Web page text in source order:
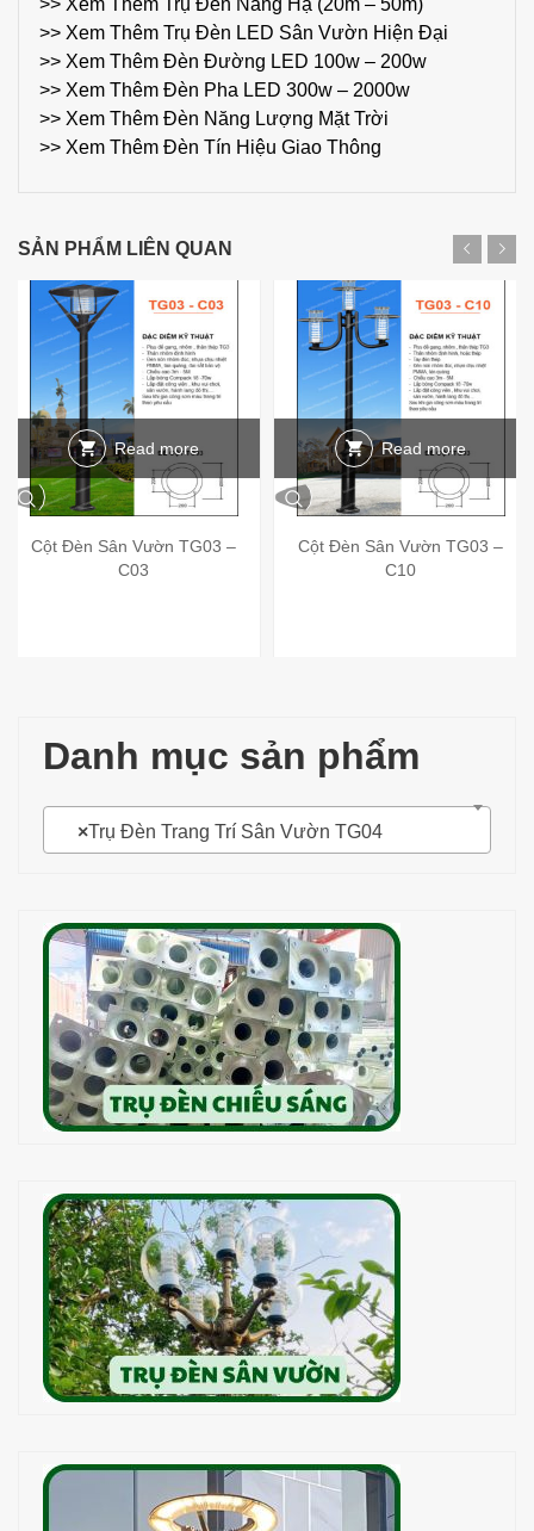
>> Xem Thêm Trụ Đèn Nâng Hạ (20m – 50m)
>> Xem Thêm Trụ Đèn LED Sân Vườn Hiện Đại
>> Xem Thêm Đèn Đường LED 100w – 200w
>> Xem Thêm Đèn Pha LED 300w – 2000w
>> Xem Thêm Đèn Năng Lượng Mặt Trời
>> Xem Thêm Đèn Tín Hiệu Giao Thông
SẢN PHẨM LIÊN QUAN
Read more
Cột Đèn Sân Vườn TG03 –
C03
Read more
Cột Đèn Sân Vườn TG03 –
C10
Danh mục sản phẩm
×Trụ Đèn Trang Trí Sân Vườn TG04